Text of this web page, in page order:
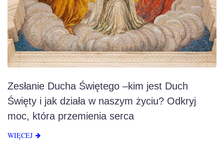
Zesłanie Ducha Świętego –kim jest Duch
Święty i jak działa w naszym życiu? Odkryj
moc, która przemienia serca
WIĘCEJ